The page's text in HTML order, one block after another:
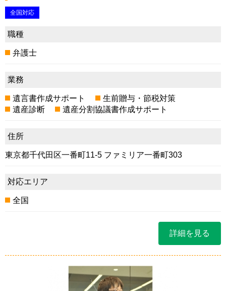
全国対応
職種
弁護士
業務
遺言書作成サポート
生前贈与・節税対策
遺産診断
遺産分割協議書作成サポート
住所
東京都千代田区一番町11-5 ファミリア一番町303
対応エリア
全国
詳細を見る